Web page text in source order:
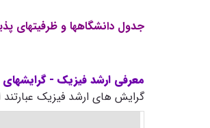
جدول دانشگاهها و ظرفیتهای
معرفی ارشد فیزیک -
گرایش های ارشد فیزیک عبارتند